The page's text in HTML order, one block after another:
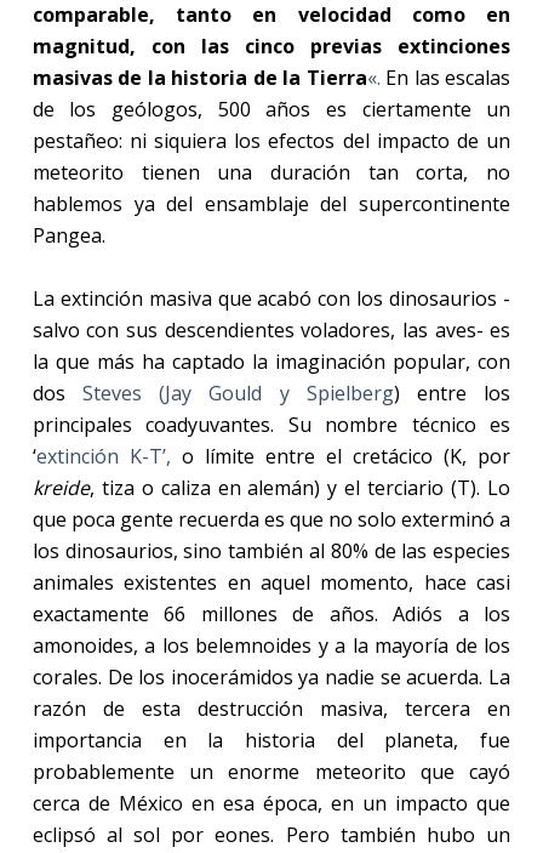
comparable, tanto en velocidad como en
magnitud, con las cinco previas extinciones
masivas de la historia de la Tierra«. En las escalas
de los geólogos, 500 años es ciertamente un
pestañeo: ni siquiera los efectos del impacto de un
meteorito tienen una duración tan corta, no
hablemos ya del ensamblaje del supercontinente
Pangea.
La extinción masiva que acabó con los dinosaurios -
salvo con sus descendientes voladores, las aves- es
la que más ha captado la imaginación popular, con
dosSteves (Jay Gould y Spielberg) entre los
principales coadyuvantes. Su nombre técnico es
‘extinción K-T’, o límite entre el cretácico (K, por
kreide, tiza o caliza en alemán) y el terciario (T). Lo
que poca gente recuerda es que no solo exterminó a
los dinosaurios, sino también al 80% de las especies
animales existentes en aquel momento, hace casi
exactamente 66 millones de años. Adiós a los
amonoides, a los belemnoides y a la mayoría de los
corales. De los inocerámidos ya nadie se acuerda. La
razón de esta destrucción masiva, tercera en
importancia en la historia del planeta, fue
probablemente un enorme meteorito que cayó
cerca de México en esa época, en un impacto que
eclipsó al sol por eones. Pero también hubo un